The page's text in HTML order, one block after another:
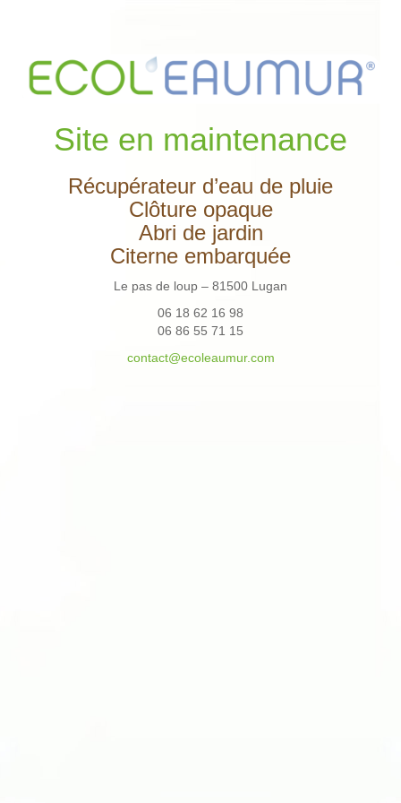
Site en maintenance
Récupérateur d’eau de pluie
Clôture opaque
Abri de jardin
Citerne embarquée
Le pas de loup – 81500 Lugan
06 18 62 16 98
06 86 55 71 15
contact@ecoleaumur.com